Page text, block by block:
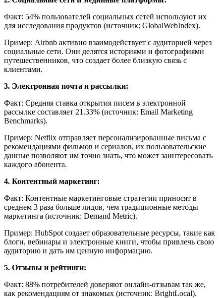
Факт: 54% пользователей социальных сетей используют их
для исследования продуктов (источник: GlobalWebIndex).
Пример: Airbnb активно взаимодействует с аудиторией через
социальные сети. Они делятся историями и фотографиями
путешественников, что создает более близкую связь с
клиентами.
3. Электронная почта и рассылки:
Факт: Средняя ставка открытия писем в электронной
рассылке составляет 21.33% (источник: Email Marketing
Benchmarks).
Пример: Netflix отправляет персонализированные письма с
рекомендациями фильмов и сериалов, их пользовательские
данные позволяют им точно знать, что может заинтересовать
каждого абонента.
4. Контентный маркетинг:
Факт: Контентные маркетинговые стратегии приносят в
среднем 3 раза больше лидов, чем традиционные методы
маркетинга (источник: Demand Metric).
Пример: HubSpot создает образовательные ресурсы, такие как
блоги, вебинары и электронные книги, чтобы привлечь свою
аудиторию и дать им ценную информацию.
5. Отзывы и рейтинги:
Факт: 88% потребителей доверяют онлайн-отзывам так же,
как рекомендациям от знакомых (источник: BrightLocal).